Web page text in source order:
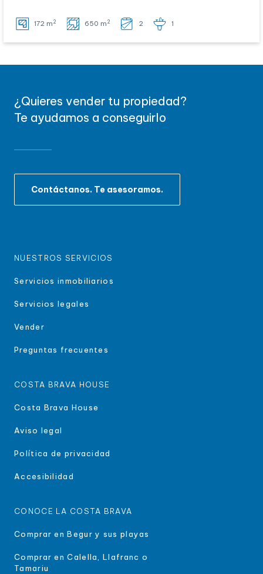
172 m 2 650 m 2 2 1
¿Quieres vender tu propiedad?
Te ayudamos a conseguirlo
Contáctanos. Te asesoramos.
NUESTROS SERVICIOS
Servicios inmobiliarios
Servicios legales
Vender
Preguntas frecuentes
COSTA BRAVA HOUSE
Costa Brava House
Aviso legal
Política de privacidad
Accesibilidad
CONOCE LA COSTA BRAVA
Comprar en Begur y sus playas
Comprar en Calella, Llafranc o
Tamariu